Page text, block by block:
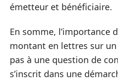
émetteur et bénéficiaire.
En somme, l’importance
montant en lettres sur
pas à une question de
s’inscrit dans une